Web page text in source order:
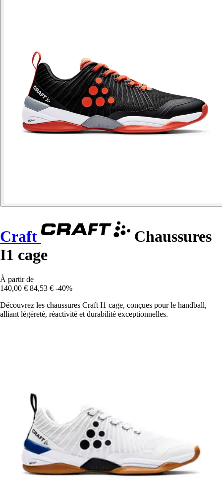
Craft
Chaussures
I1 cage
À partir de
140,00 € 84,53 € -40%
Découvrez les chaussures Craft I1 cage, conçues pour le handball,
alliant légèreté, réactivité et durabilité exceptionnelles.